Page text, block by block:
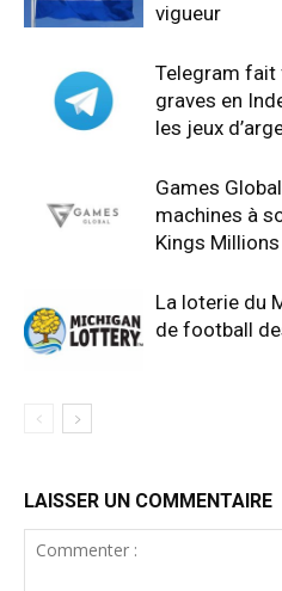
vigueur
Telegram fait
graves en
les jeux
Games
machines à
Kings
La loterie du
de football
LAISSER UN COMMENTAIRE